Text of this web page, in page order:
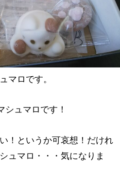
マロです。
シュマロです！
！というか可哀想！だけれ
ュマロ・・・気になりま